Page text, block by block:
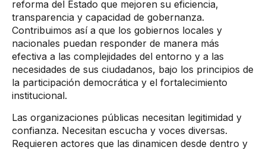
reforma del Estado que mejoren su eficiencia,
transparencia y capacidad de gobernanza.
Contribuimos así a que los gobiernos locales y
nacionales puedan responder de manera más
efectiva a las complejidades del entorno y a las
necesidades de sus ciudadanos, bajo los principios de
la participación democrática y el fortalecimiento
institucional.
Las organizaciones públicas necesitan legitimidad y
confianza. Necesitan escucha y voces diversas.
Requieren actores que las dinamicen desde dentro y